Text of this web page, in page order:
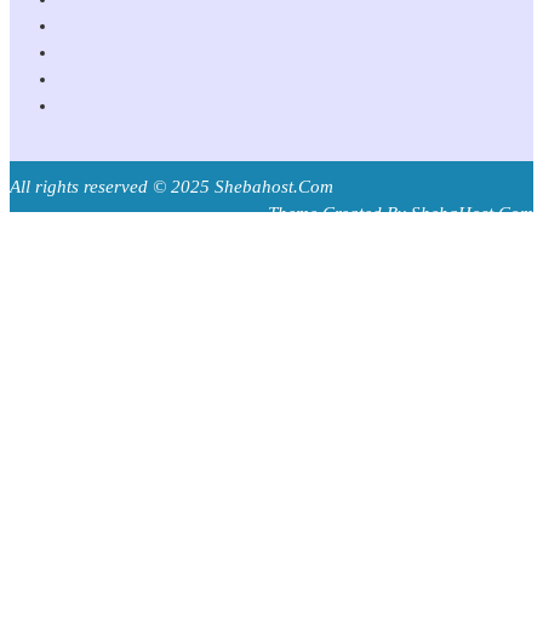
All rights reserved © 2025 Shebahost.Com
Theme Created By ShebaHost.Com